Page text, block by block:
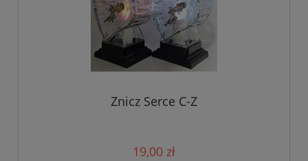
Znicz Serce C-Z
19,00 zł